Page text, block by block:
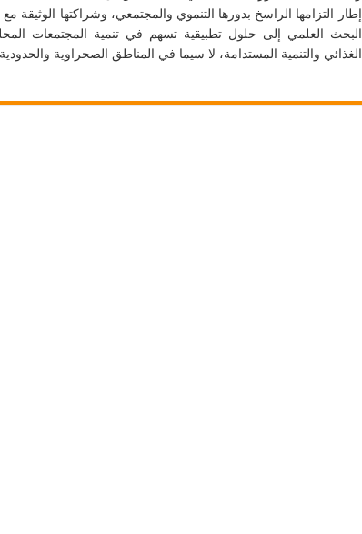
إطار التزامها الراسخ بدورها التنموي والمجتمعي، وشراكتها الوثيقة
البحث العلمي إلى حلول تطبيقية تسهم في تنمية المجتمعات
الغذائي والتنمية المستدامة، لا سيما في المناطق الصحراوية